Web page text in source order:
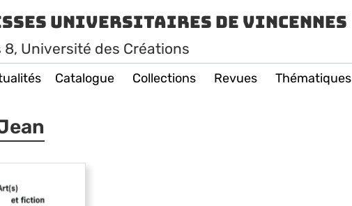
Universitaires de Vincennes
8, Université des Créations
Catalogue Collections Revues Thématiques